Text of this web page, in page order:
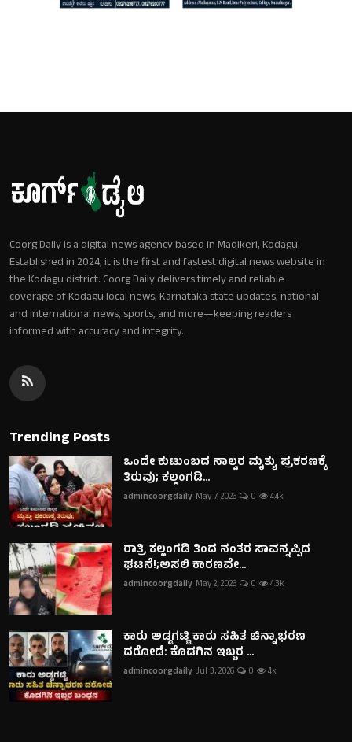
Coorg Daily is a digital news agency based in Madikeri, Kodagu.
Established in 2024, it is the first and fastest digital news website in
the Kodagu district. Coorg Daily delivers timely and reliable
coverage of Kodagu local news, Karnataka state updates, national
and international news, sports, and more—keeping readers
informed with accuracy and integrity.
Trending Posts
ಒಂದೇ ಕುಟುಂಬದ ನಾಲ್ವರ ಮೃತ್ಯು ಪ್ರಕರಣಕ್ಕೆ
ತಿರುವು; ಕಲ್ಲಂಗಡಿ...
admincoorgdaily May 7, 2026 0 4.4k
ರಾತ್ರಿ ಕಲ್ಲಂಗಡಿ ತಿಂದ ನಂತರ ಸಾವನ್ನಪ್ಪಿದ
ಘಟನೆ!;ಅಸಲಿ ಕಾರಣವೇ...
admincoorgdaily May 2, 2026 0 4.3k
ಕಾರು ಅಡ್ಡಗಟ್ಟಿ ಕಾರು ಸಹಿತ ಚಿನ್ನಾಭರಣ
ದರೋಡೆ: ಕೊಡಗಿನ ಇಬ್ಬರ ...
admincoorgdaily Jul 3, 2026 0 4k